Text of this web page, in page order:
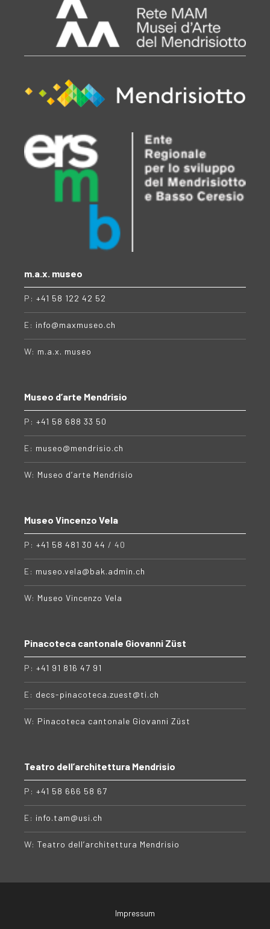
m.a.x. museo
P: +41 58 122 42 52
E: info@maxmuseo.ch
W: m.a.x. museo
Museo d’arte Mendrisio
P: +41 58 688 33 50
E: museo@mendrisio.ch
W: Museo d’arte Mendrisio
Museo Vincenzo Vela
P: +41 58 481 30 44 / 40
E: museo.vela@bak.admin.ch
W: Museo Vincenzo Vela
Pinacoteca cantonale Giovanni Züst
P: +41 91 816 47 91
E: decs-pinacoteca.zuest@ti.ch
W: Pinacoteca cantonale Giovanni Züst
Teatro dell’architettura Mendrisio
P: +41 58 666 58 67
E: info.tam@usi.ch
W: Teatro dell’architettura Mendrisio
Impressum